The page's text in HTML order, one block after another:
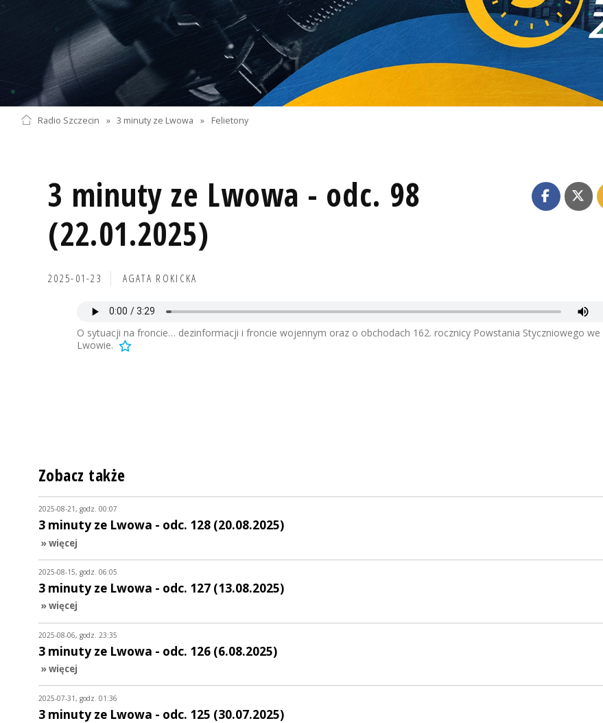
Radio Szczecin » 3 minuty ze Lwowa » Felietony
3 minuty ze Lwowa - odc. 98
(22.01.2025)
2025-01-23 AGATA ROKICKA
O sytuacji na froncie… dezinformacji i froncie wojennym oraz o obchodach 162. rocznicy Powstania Styczniowego we
Lwowie.
Zobacz także
2025-08-21, godz. 00:07
3 minuty ze Lwowa - odc. 128 (20.08.2025)
» więcej
2025-08-15, godz. 06:05
3 minuty ze Lwowa - odc. 127 (13.08.2025)
» więcej
2025-08-06, godz. 23:35
3 minuty ze Lwowa - odc. 126 (6.08.2025)
» więcej
2025-07-31, godz. 01:36
3 minuty ze Lwowa - odc. 125 (30.07.2025)